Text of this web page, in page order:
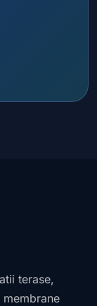
terase,